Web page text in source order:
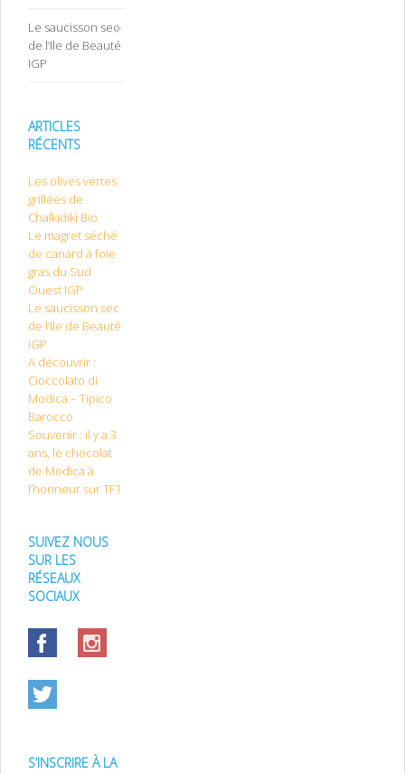
Le saucisson sec
de l’Ile de Beauté
IGP
ARTICLES
RÉCENTS
Les olives vertes
grillées de
Chalkidiki Bio
Le magret séché
de canard à foie
gras du Sud
Ouest IGP
Le saucisson sec
de l’Ile de Beauté
IGP
A découvrir :
Cioccolato di
Modica – Tipico
Barocco
Souvenir : il y a 3
ans, le chocolat
de Modica à
l’honneur sur TF1
SUIVEZ NOUS
SUR LES
RÉSEAUX
SOCIAUX
S’INSCRIRE À LA